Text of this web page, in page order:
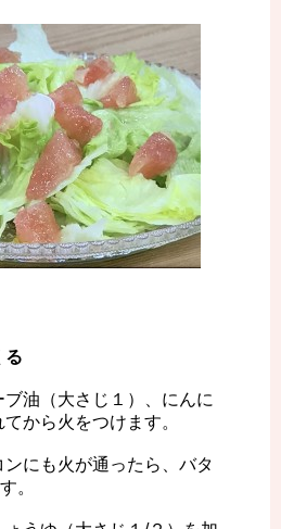
る
油（大さじ１）、にんに
から火をつけます。
にも火が通ったら、バタ
。